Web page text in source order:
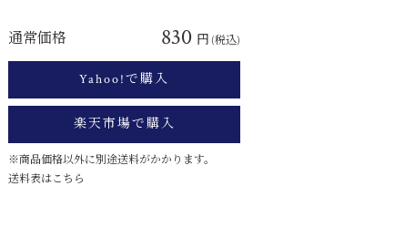
通常価格 830 円 (税込)
Yahoo!で購入
楽天市場で購入
※商品価格以外に別途送料がかかります。
送料表はこちら